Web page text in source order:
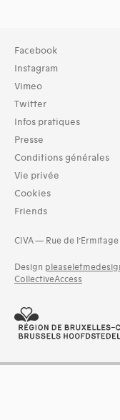
Facebook
Instagram
Vimeo
Twitter
Infos pratiques
Presse
Conditions générales
Vie privée
Cookies
Friends
CIVA — Rue de
Design
CollectiveAccess